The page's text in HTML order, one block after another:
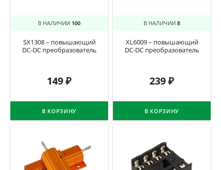
В НАЛИЧИИ 100
SX1308 – повышающий
DC-DC преобразователь
149₽
В КОРЗИНУ
В НАЛИЧИИ 8
XL6009 – повышающий
DC-DC преобразователь
239₽
В КОРЗИНУ